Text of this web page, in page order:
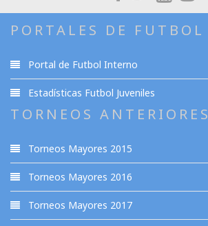
PORTALES DE FUTBOL
Portal de Futbol Interno
Estadísticas Futbol Juveniles
TORNEOS ANTERIORES
Torneos Mayores 2015
Torneos Mayores 2016
Torneos Mayores 2017